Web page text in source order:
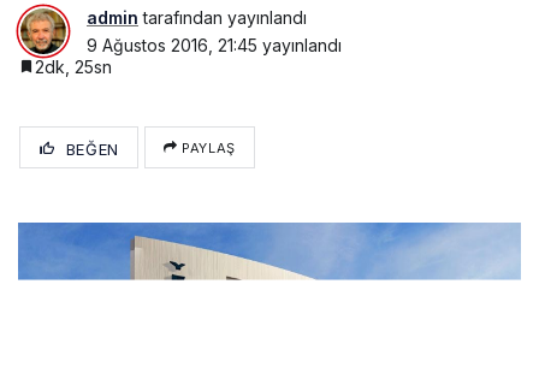
admin tarafından yayınlandı
9 Ağustos 2016, 21:45 yayınlandı
2dk, 25sn
BEĞEN PAYLAŞ